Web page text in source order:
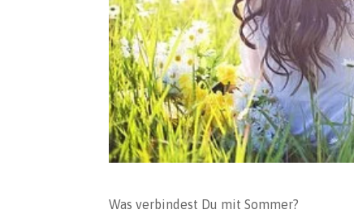
Was verbindest Du mit Sommer?